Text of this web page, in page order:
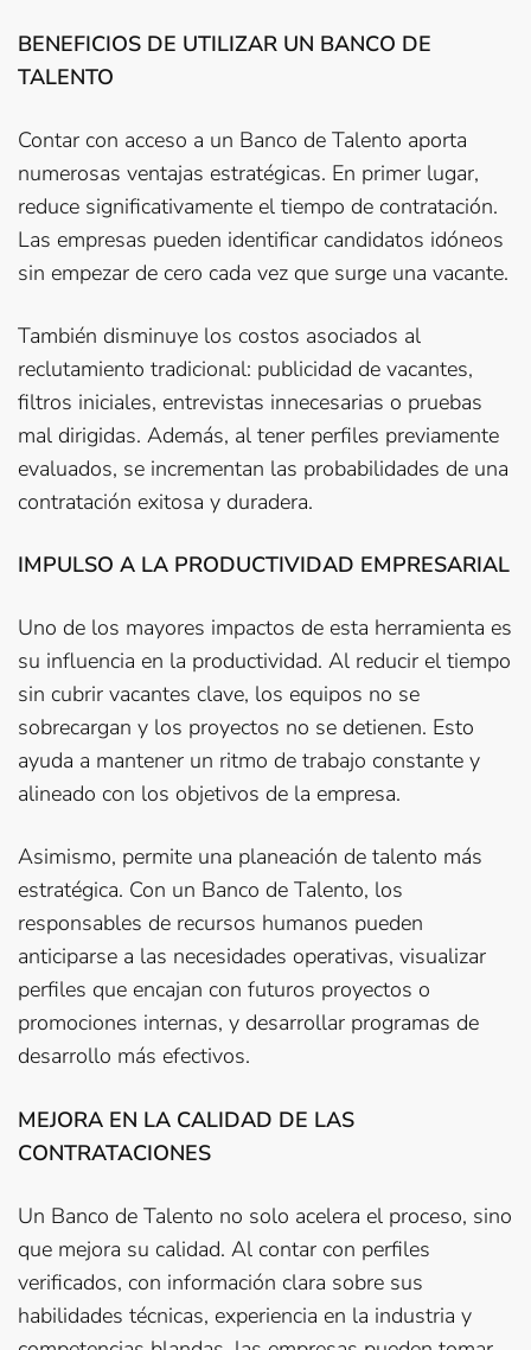
BENEFICIOS DE UTILIZAR UN BANCO DE
TALENTO
Contar con acceso a un Banco de Talento aporta
numerosas ventajas estratégicas. En primer lugar,
reduce significativamente el tiempo de contratación.
Las empresas pueden identificar candidatos idóneos
sin empezar de cero cada vez que surge una vacante.
También disminuye los costos asociados al
reclutamiento tradicional: publicidad de vacantes,
filtros iniciales, entrevistas innecesarias o pruebas
mal dirigidas. Además, al tener perfiles previamente
evaluados, se incrementan las probabilidades de una
contratación exitosa y duradera.
IMPULSO A LA PRODUCTIVIDAD EMPRESARIAL
Uno de los mayores impactos de esta herramienta es
su influencia en la productividad. Al reducir el tiempo
sin cubrir vacantes clave, los equipos no se
sobrecargan y los proyectos no se detienen. Esto
ayuda a mantener un ritmo de trabajo constante y
alineado con los objetivos de la empresa.
Asimismo, permite una planeación de talento más
estratégica. Con un Banco de Talento, los
responsables de recursos humanos pueden
anticiparse a las necesidades operativas, visualizar
perfiles que encajan con futuros proyectos o
promociones internas, y desarrollar programas de
desarrollo más efectivos.
MEJORA EN LA CALIDAD DE LAS
CONTRATACIONES
Un Banco de Talento no solo acelera el proceso, sino
que mejora su calidad. Al contar con perfiles
verificados, con información clara sobre sus
habilidades técnicas, experiencia en la industria y